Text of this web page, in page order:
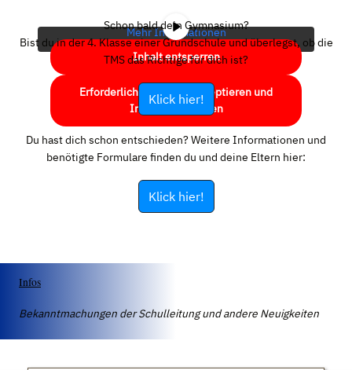
Mehr Informationen
Inhalt entsperren
Erforderlichen Service akzeptieren und
Inhalte entsperren
Schon bald dein Gymnasium?
Bist du in der 4. Klasse einer Grundschule und überlegst, ob die
TMS das Richtige für dich ist?
Klick hier!
Du hast dich schon entschieden? Weitere Informationen und
benötigte Formulare finden du und deine Eltern hier:
Klick hier!
Infos
Bekanntmachungen der Schulleitung und andere Neuigkeiten